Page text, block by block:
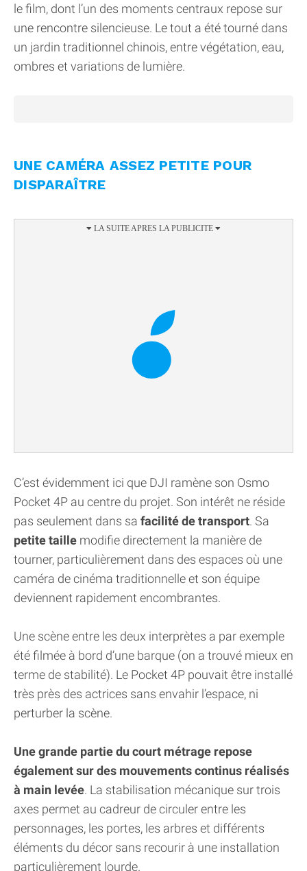
le film, dont l’un des moments centraux repose sur
une rencontre silencieuse. Le tout a été tourné dans
un jardin traditionnel chinois, entre végétation, eau,
ombres et variations de lumière.
UNE CAMÉRA ASSEZ PETITE POUR
DISPARAÎTRE
C’est évidemment ici que DJI ramène son Osmo
Pocket 4P au centre du projet. Son intérêt ne réside
pas seulement dans sa facilité de transport. Sa
petite taille modifie directement la manière de
tourner, particulièrement dans des espaces où une
caméra de cinéma traditionnelle et son équipe
deviennent rapidement encombrantes.
Une scène entre les deux interprètes a par exemple
été filmée à bord d’une barque (on a trouvé mieux en
terme de stabilité). Le Pocket 4P pouvait être installé
très près des actrices sans envahir l’espace, ni
perturber la scène.
Une grande partie du court métrage repose
également sur des mouvements continus réalisés
à main levée. La stabilisation mécanique sur trois
axes permet au cadreur de circuler entre les
personnages, les portes, les arbres et différents
éléments du décor sans recourir à une installation
particulièrement lourde.